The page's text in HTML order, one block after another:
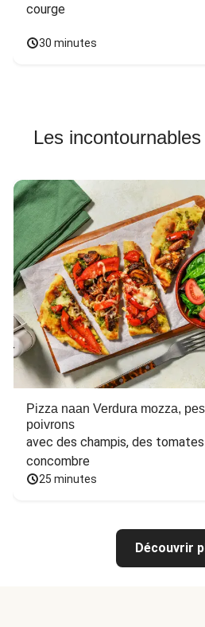
courge
30 minutes
Les
Pizza naan Verdura mozza,
poivrons
avec des champis, des
concombre
25 minutes
Découvrir